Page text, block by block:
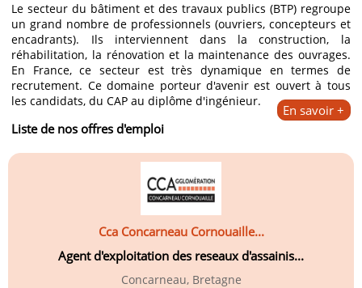
Le secteur du bâtiment et des travaux publics (BTP) regroupe
un grand nombre de professionnels (ouvriers, concepteurs et
encadrants). Ils interviennent dans la construction, la
réhabilitation, la rénovation et la maintenance des ouvrages.
En France, ce secteur est très dynamique en termes de
recrutement. Ce domaine porteur d'avenir est ouvert à tous
les candidats, du CAP au diplôme d'ingénieur.
En savoir +
Liste de nos offres d'emploi
Cca Concarneau Cornouaille...
Agent d'exploitation des reseaux d'assainis...
Concarneau, Bretagne